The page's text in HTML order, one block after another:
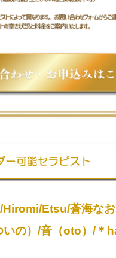
Hiromi/Etsu/蒼海な
いの）/音（oto）/＊